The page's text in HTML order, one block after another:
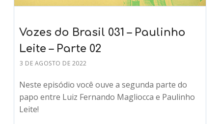
Vozes do Brasil 031 – Paulinho
Leite – Parte 02
3 DE AGOSTO DE 2022
Neste episódio você ouve a segunda parte do
papo entre Luiz Fernando Magliocca e Paulinho
Leite!